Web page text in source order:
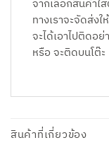
จากเลือกสินค้าใ
ทางเราจะจัดส่ง
จะได้เอาไปติดอ
หรือ จะติดบนโต๊
สินค้าที่เกี่ยวข้อง